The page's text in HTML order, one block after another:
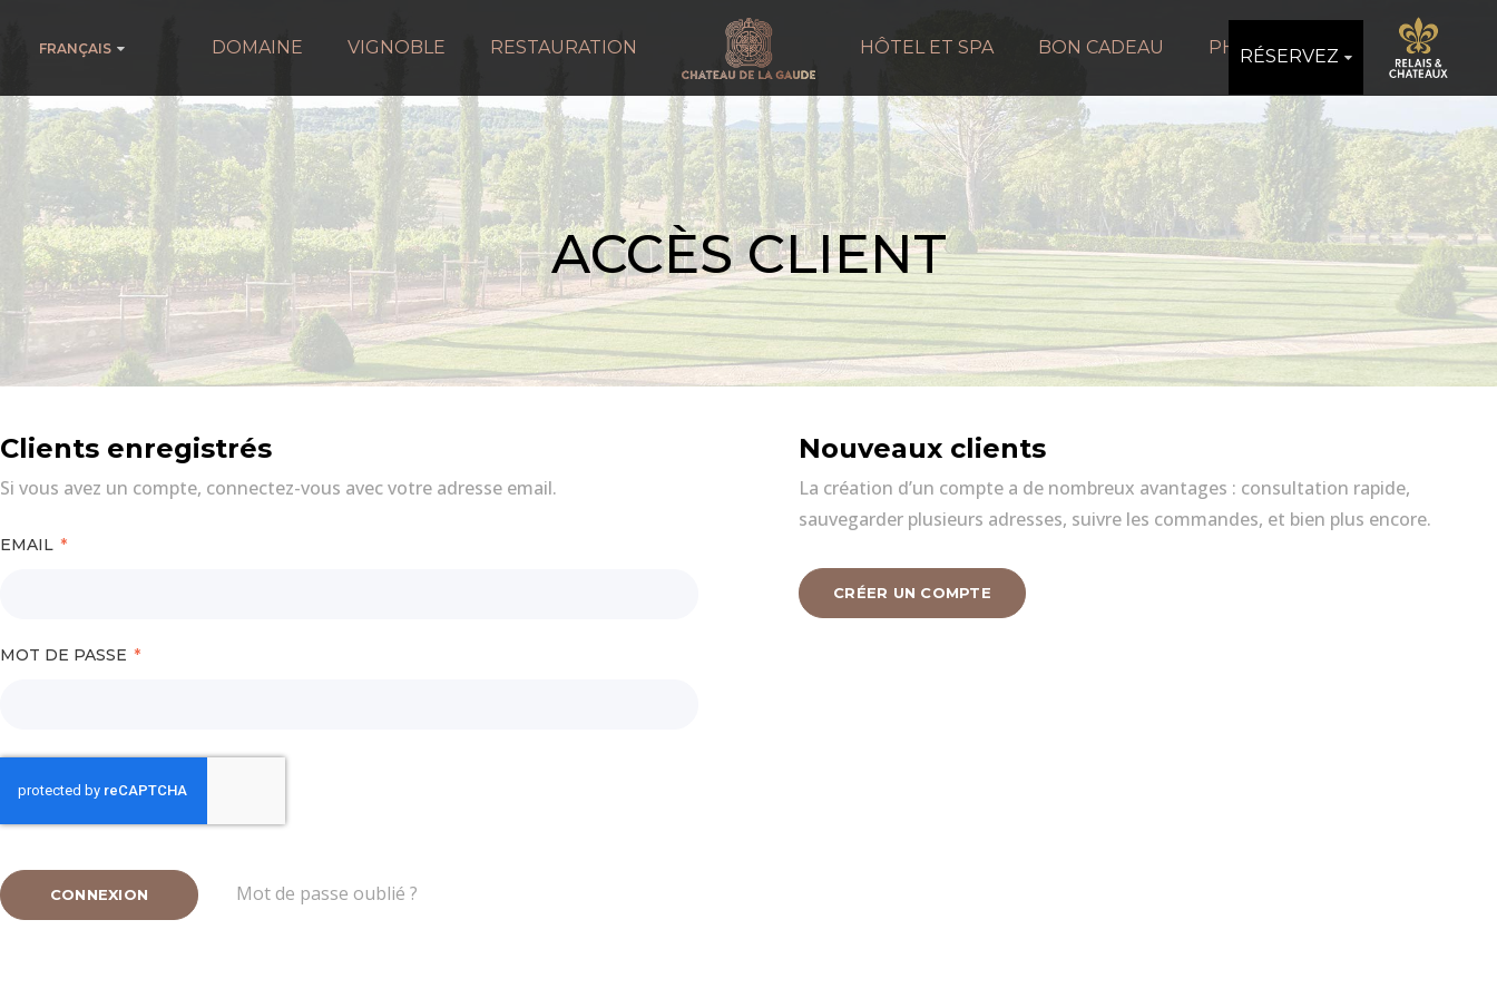
FRANÇAIS DOMAINE VIGNOBLE RESTAURATION HÔTEL ET SPA BON CADEAU PHOTOS
RÉSERVEZ
ACCÈS CLIENT
Clients enregistrés
Si vous avez un compte, connectez-vous avec votre adresse email.
EMAIL
MOT DE PASSE
CONNEXION Mot de passe oublié ?
Nouveaux clients
La création d’un compte a de nombreux avantages : consultation rapide,
sauvegarder plusieurs adresses, suivre les commandes, et bien plus encore.
CRÉER UN COMPTE